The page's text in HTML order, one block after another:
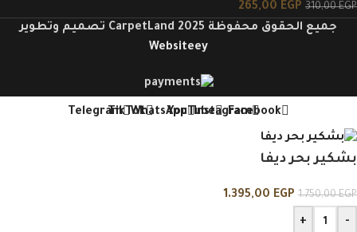
310,00EGP
265,00 EGP
جميع الحقوق محفوظة CarpetLand 2025 تصميم وتطوير
Websiteey
Facebook
Instagram
YouTube
WhatsApp
TikTok
Telegram
بشكير بحر ديفا
1.750,00EGP
1.395,00 EGP
-
+